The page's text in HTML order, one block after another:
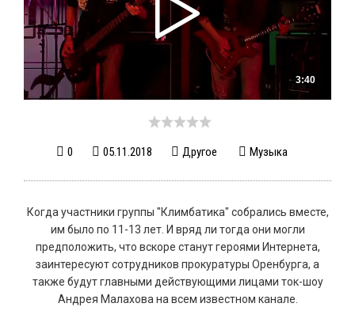
3:40
0 05.11.2018 Другое Музыка
Когда участники группы "Климбатика" собрались вместе,
им было по 11-13 лет. И вряд ли тогда они могли
предположить, что вскоре станут героями Интернета,
заинтересуют сотрудников прокуратуры Оренбурга, а
также будут главными действующими лицами ток-шоу
Андрея Малахова на всем известном канале.